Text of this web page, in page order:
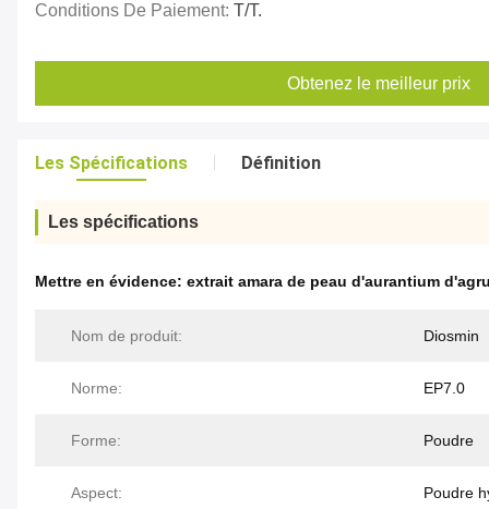
Conditions De Paiement: T/T.
Obtenez le meilleur prix
Les Spécifications Définition
Les spécifications
Mettre en évidence: extrait amara de peau d'aurantium
Nom de produit: Diosmin
Norme: EP7.0
Forme: Poudre
Aspect: Poudre